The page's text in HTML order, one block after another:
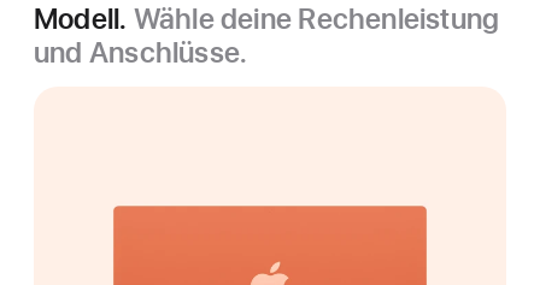
Modell. Wähle deine Rechenleistung
und Anschlüsse.